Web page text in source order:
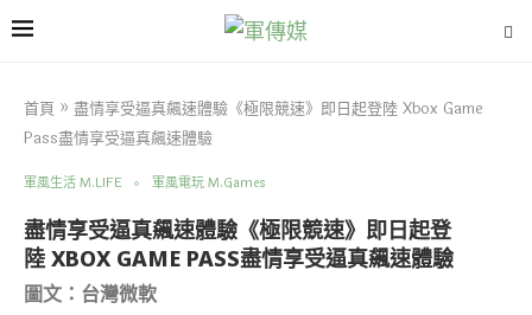
首頁 » 盡情享受逼真飆速體驗《極限競速》即日起登陸 Xbox Game
Pass盡情享受逼真飆速體驗
軍風生活 M.LIFE 軍風電玩 M.Games
盡情享受逼真飆速體驗《極限競速》即日起登
陸 XBOX GAME PASS盡情享受逼真飆速體驗
圖文：台灣微軟